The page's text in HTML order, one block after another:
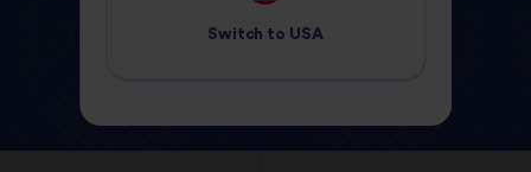
Switch to USA